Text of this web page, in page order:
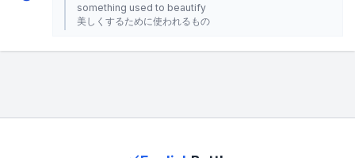
something used to beautify
美しくするために使われるもの